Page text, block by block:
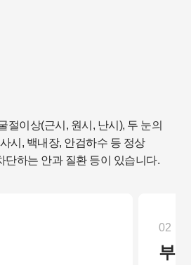
절이상(근시, 원시, 난시), 두 눈의
시, 백내장, 안검하수 등 정상
단하는 안과 질환 등이 있습니다.
02
부